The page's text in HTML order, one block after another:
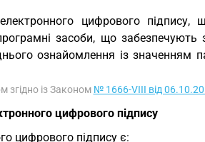
цифрового підпису,
засоби, що забезпечують
ознайомлення із значенням
згідно із Законом № 1666-VIII від
цифрового підпису
цифрового підпису є: